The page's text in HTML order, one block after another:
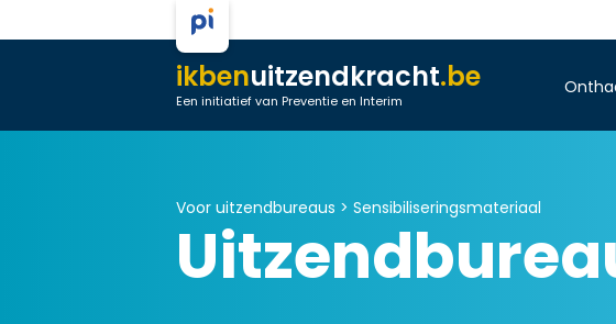
ikbenuitzendkracht.be
Een initiatief van Preventie en Interim
Voor uitzendbureaus > Sensibiliseringsmateriaal